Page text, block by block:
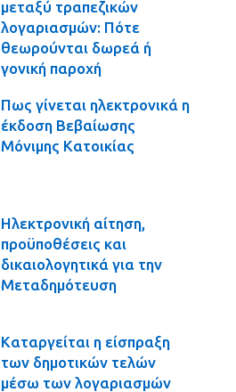
μεταξύ τραπεζικών
λογαριασμών: Πότε
θεωρούνται δωρεά ή
γονική παροχή
Πως γίνεται ηλεκτρονικά η
έκδοση Βεβαίωσης
Μόνιμης Κατοικίας
Ηλεκτρονική αίτηση,
προϋποθέσεις και
δικαιολογητικά για την
Μεταδημότευση
Καταργείται η είσπραξη
των δημοτικών τελών
μέσω των λογαριασμών